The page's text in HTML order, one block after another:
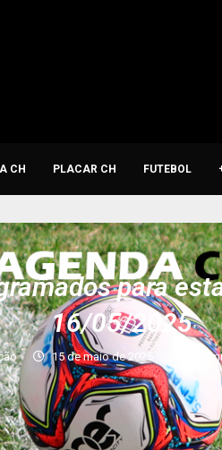
CH PLACAR CH FUTEBOL
para
16/05/2025
15 de maio de 2025 0